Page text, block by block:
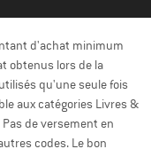
d'achat minimum
obtenus lors de la
qu'une seule fois
aux catégories Livres &
de versement en
codes. Le bon